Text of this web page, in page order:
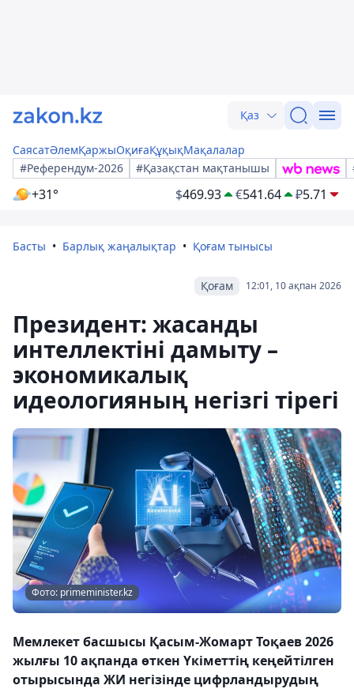
Қаз
СаясатӘлемҚаржыОқиғаҚұқықМақалалар
#Референдум-2026
#Қазақстан мақтанышы
+31° $469.93 €541.64 ₽5.71
Басты Барлық жаңалықтар Қоғам тынысы
12:01, 10 ақпан 2026
Қоғам
Президент: жасанды
интеллектіні дамыту –
экономикалық
идеологияның негізгі тірегі
Фото: primeminister.kz
Мемлекет басшысы Қасым-Жомарт Тоқаев 2026
жылғы 10 ақпанда өткен Үкіметтің кеңейтілген
отырысында ЖИ негізінде цифрландырудың